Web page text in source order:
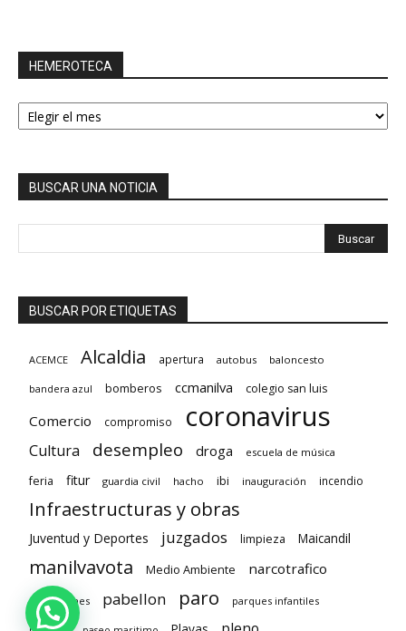
HEMEROTECA
HEMEROTECA
BUSCAR UNA NOTICIA
BUSCAR POR ETIQUETAS
ACEMCE Alcaldia apertura autobus baloncesto
bandera azul bomberos ccmanilva colegio san luis
Comercio compromiso coronavirus
Cultura desempleo droga escuela de música
feria fitur guardia civil hacho ibi inauguración incendio
Infraestructuras y obras
Juventud y Deportes juzgados limpieza Maicandil
manilvavota Medio Ambiente narcotrafico
oposiciones pabellon paro parques infantiles